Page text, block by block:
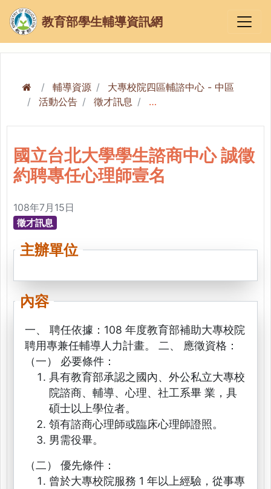
教育部學生輔導資訊網
輔導資源
大專校院四區輔諮中心 - 中區
活動公告
徵才訊息
國立台北大學學生諮商中心 誠徵
約聘專任心理師壹名
108年7月15日
徵才訊息
主辦單位
內容
一、 聘任依據：108 年度教育部補助大專校院
聘用專兼任輔導人力計畫。 二、 應徵資格：
（一） 必要條件：
具有教育部承認之國內、外公私立大專校
院諮商、輔導、心理、社工系畢 業，具
碩士以上學位者。
領有諮商心理師或臨床心理師證照。
男需役畢。
（二） 優先條件：
曾於大專校院服務 1 年以上經驗，從事專